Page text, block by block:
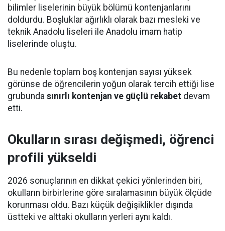
bilimler liselerinin büyük bölümü kontenjanlarını
doldurdu. Boşluklar ağırlıklı olarak bazı mesleki ve
teknik Anadolu liseleri ile Anadolu imam hatip
liselerinde oluştu.
Bu nedenle toplam boş kontenjan sayısı yüksek
görünse de öğrencilerin yoğun olarak tercih ettiği lise
grubunda sınırlı kontenjan ve güçlü rekabet devam
etti.
Okulların sırası değişmedi, öğrenci
profili yükseldi
2026 sonuçlarının en dikkat çekici yönlerinden biri,
okulların birbirlerine göre sıralamasının büyük ölçüde
korunması oldu. Bazı küçük değişiklikler dışında
üstteki ve alttaki okulların yerleri aynı kaldı.